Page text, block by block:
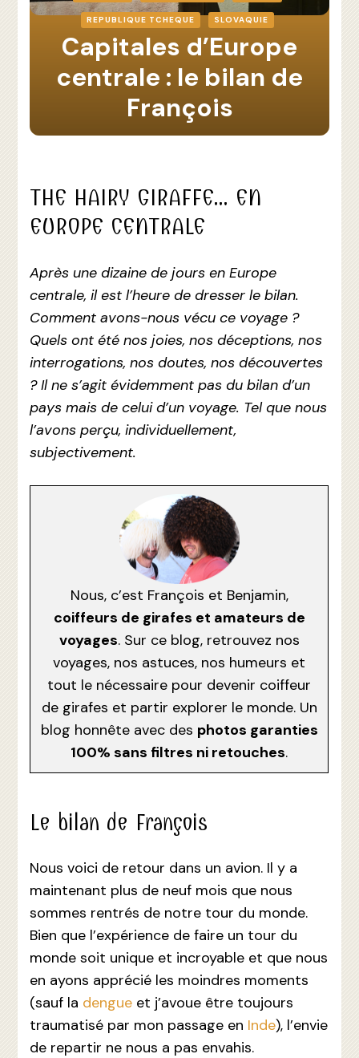
REPUBLIQUE TCHEQUE SLOVAQUIE
Capitales d’Europe
centrale : le bilan de
François
THE HAIRY GIRAFFE… EN
EUROPE CENTRALE
Après une dizaine de jours en Europe
centrale, il est l’heure de dresser le bilan.
Comment avons-nous vécu ce voyage ?
Quels ont été nos joies, nos déceptions, nos
interrogations, nos doutes, nos découvertes
? Il ne s’agit évidemment pas du bilan d’un
pays mais de celui d’un voyage. Tel que nous
l’avons perçu, individuellement,
subjectivement.
Nous, c’est François et Benjamin,
coiffeurs de girafes et amateurs de
voyages. Sur ce blog, retrouvez nos
voyages, nos astuces, nos humeurs et
tout le nécessaire pour devenir coiffeur
de girafes et partir explorer le monde. Un
blog honnête avec des photos garanties
100% sans filtres ni retouches.
Le bilan de François
Nous voici de retour dans un avion. Il y a
maintenant plus de neuf mois que nous
sommes rentrés de notre tour du monde.
Bien que l’expérience de faire un tour du
monde soit unique et incroyable et que nous
en ayons apprécié les moindres moments
(sauf la dengue et j’avoue être toujours
traumatisé par mon passage en Inde), l’envie
de repartir ne nous a pas envahis.